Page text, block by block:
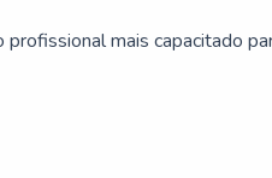
mais capacitado